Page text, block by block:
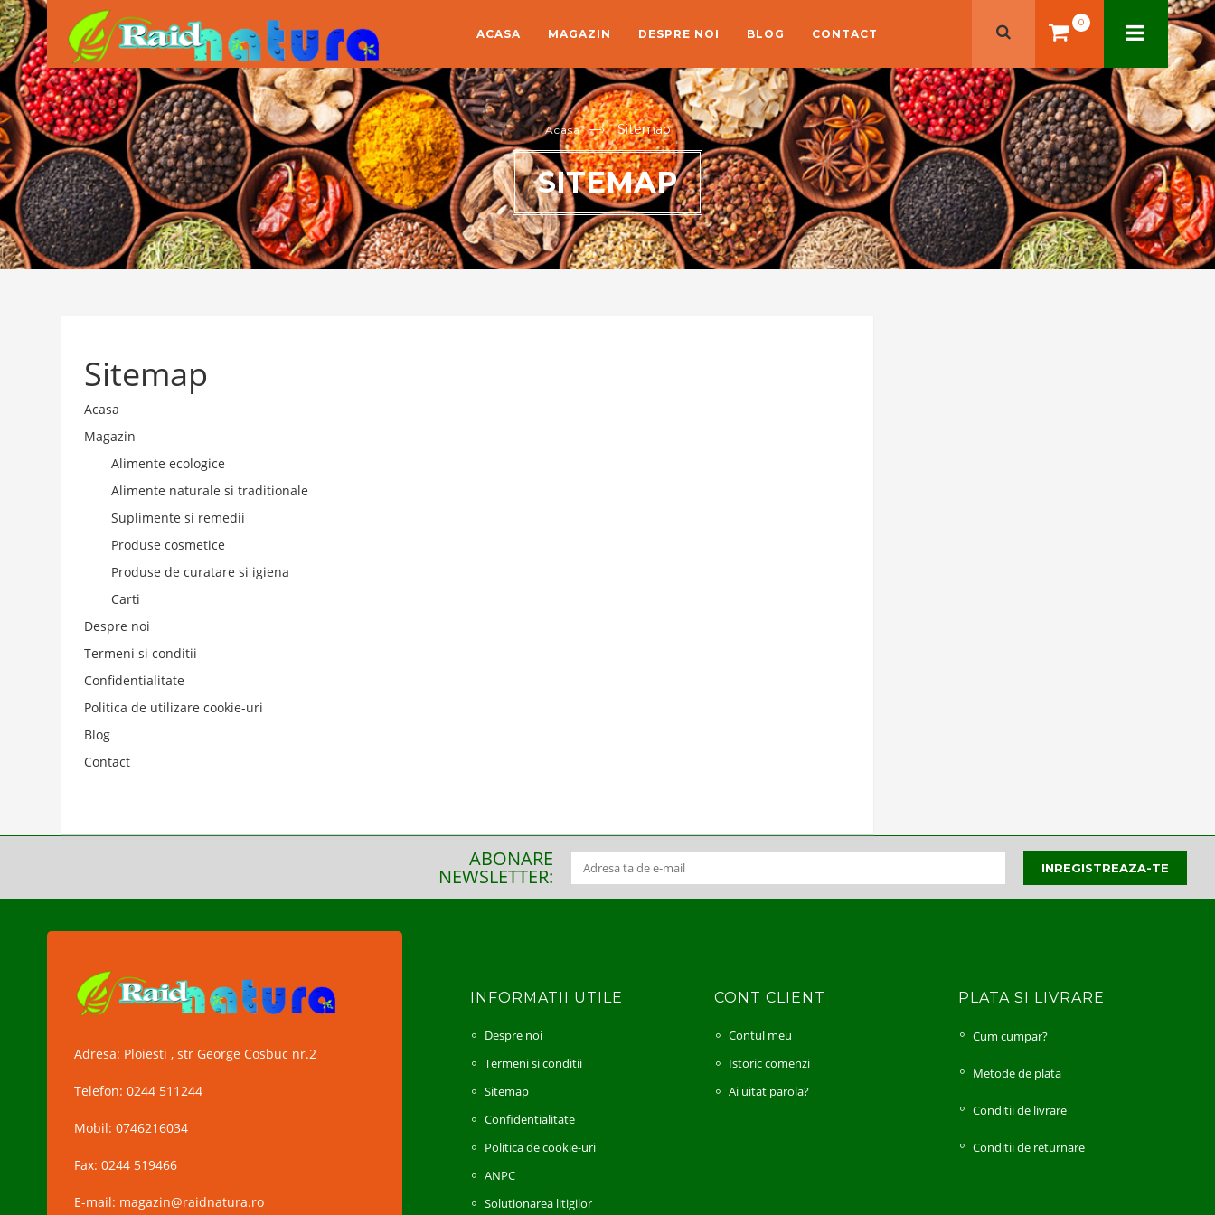
ACASA MAGAZIN DESPRE NOI BLOG CONTACT
0
Acasa —› Sitemap
SITEMAP
Sitemap
Acasa
Magazin
Alimente ecologice
Alimente naturale si traditionale
Suplimente si remedii
Produse cosmetice
Produse de curatare si igiena
Carti
Despre noi
Termeni si conditii
Confidentialitate
Politica de utilizare cookie-uri
Blog
Contact
ABONARE
NEWSLETTER:
Adresa: Ploiesti , str George Cosbuc nr.2
Telefon: 0244 511244
Mobil: 0746216034
Fax: 0244 519466
E-mail: magazin@raidnatura.ro
INFORMATII UTILE
Despre noi
Termeni si conditii
Sitemap
Confidentialitate
Politica de cookie-uri
ANPC
Solutionarea litigilor
CONT CLIENT
Contul meu
Istoric comenzi
Ai uitat parola?
PLATA SI LIVRARE
Cum cumpar?
Metode de plata
Conditii de livrare
Conditii de returnare